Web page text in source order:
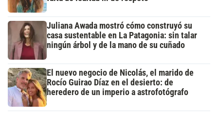
Juliana Awada mostró cómo construyó su
casa sustentable en La Patagonia: sin talar
ningún árbol y de la mano de su cuñado
El nuevo negocio de Nicolás, el marido de
Rocío Guirao Díaz en el desierto: de
heredero de un imperio a astrofotógrafo